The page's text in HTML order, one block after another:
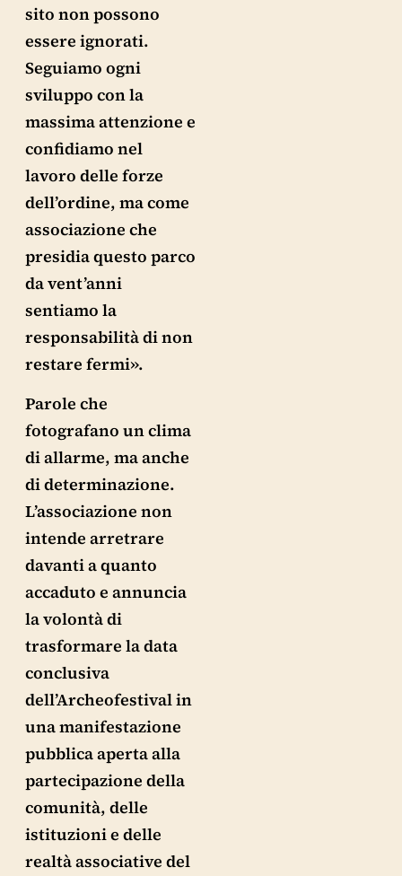
sito non possono
essere ignorati.
Seguiamo ogni
sviluppo con la
massima attenzione e
confidiamo nel
lavoro delle forze
dell’ordine, ma come
associazione che
presidia questo parco
da vent’anni
sentiamo la
responsabilità di non
restare fermi».
Parole che
fotografano un clima
di allarme, ma anche
di determinazione.
L’associazione non
intende arretrare
davanti a quanto
accaduto e annuncia
la volontà di
trasformare la data
conclusiva
dell’Archeofestival in
una manifestazione
pubblica aperta alla
partecipazione della
comunità, delle
istituzioni e delle
realtà associative del